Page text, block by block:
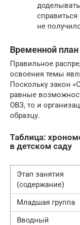
справиться
не
Временной план
Правильное
освоения темы
Поскольку закон
равные
ОВЗ, то и
образцу.
Таблица:
в детском саду
Этап занятия
(содержание)
Младшая группа
Вводный